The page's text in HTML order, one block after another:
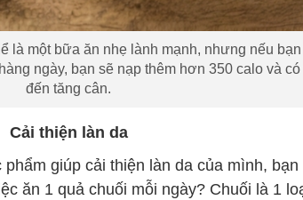
là một bữa ăn nhẹ lành mạnh, nhưng nếu
ngày, bạn sẽ nạp thêm hơn 350 calo và có
đến tăng cân.
Cải thiện làn da
giúp cải thiện làn da của mình, bạn
ăn 1 quả chuối mỗi ngày? Chuối là 1